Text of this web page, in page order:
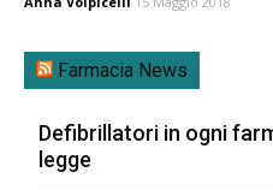
Farmacia News
Defibrillatori in ogni
legge